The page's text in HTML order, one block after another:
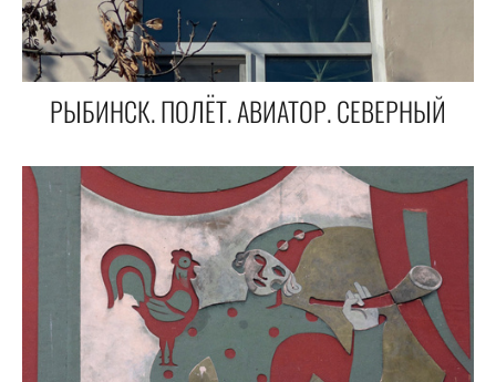
РЫБИНСК. ПОЛЁТ. АВИАТОР. СЕВЕРНЫЙ